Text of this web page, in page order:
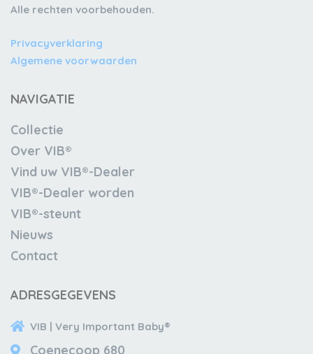
Alle rechten voorbehouden.
Privacyverklaring
Algemene voorwaarden
NAVIGATIE
Collectie
Over VIB®
Vind uw VIB®-Dealer
VIB®-Dealer worden
VIB®-steunt
Nieuws
Contact
ADRESGEGEVENS
VIB | Very Important Baby®
Coenecoop 680